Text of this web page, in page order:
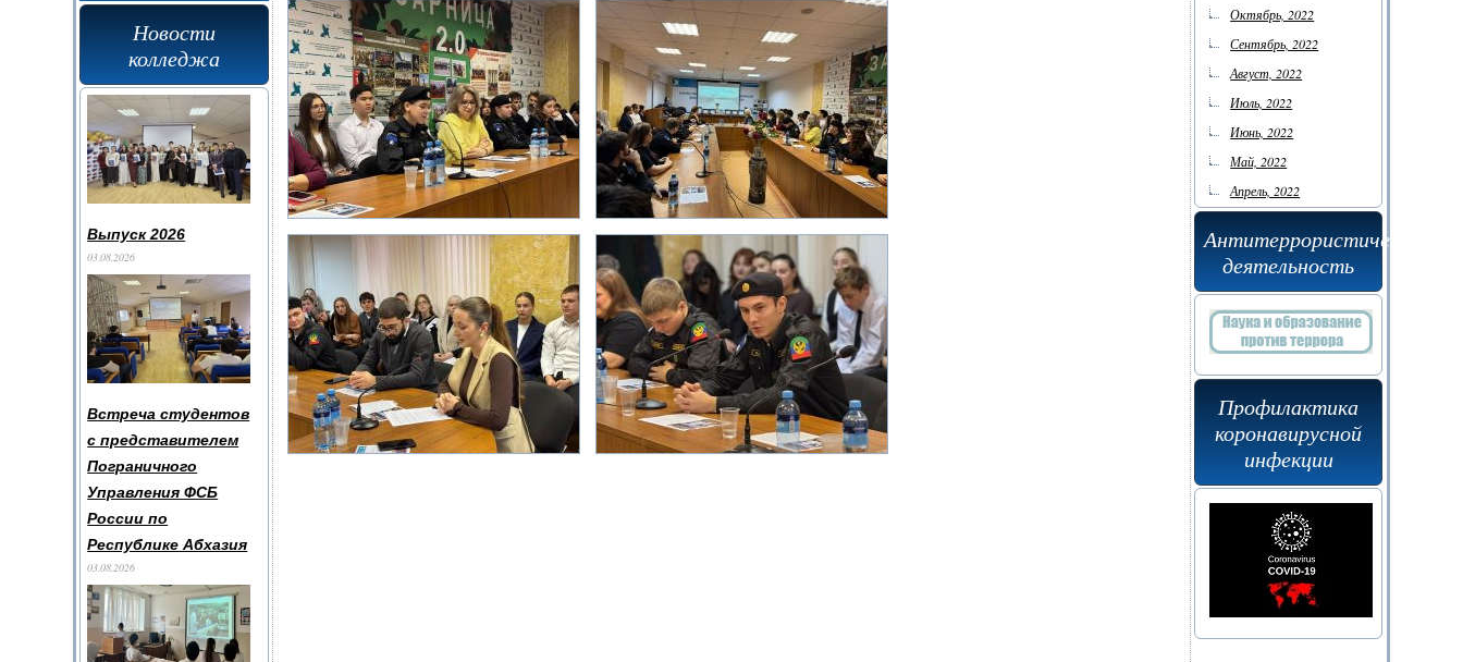
Новости
колледжа
Выпуск 2026
03.08.2026
Встреча студентов
с представителем
Пограничного
Управления ФСБ
России по
Республике Абхазия
03.08.2026
Октябрь, 2022
Сентябрь, 2022
Август, 2022
Июль, 2022
Июнь, 2022
Май, 2022
Апрель, 2022
Антитеррористическая
деятельность
Профилактика
коронавирусной
инфекции